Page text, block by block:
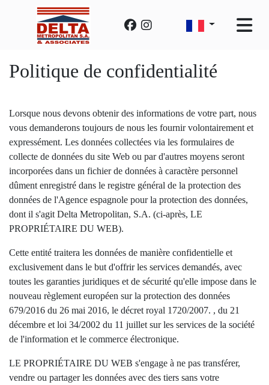
Politique de confidentialité
Lorsque nous devons obtenir des informations de votre part, nous
vous demanderons toujours de nous les fournir volontairement et
expressément. Les données collectées via les formulaires de
collecte de données du site Web ou par d'autres moyens seront
incorporées dans un fichier de données à caractère personnel
dûment enregistré dans le registre général de la protection des
données de l'Agence espagnole pour la protection des données,
dont il s'agit Delta Metropolitan, S.A. (ci-après, LE
PROPRIÉTAIRE DU WEB).
Cette entité traitera les données de manière confidentielle et
exclusivement dans le but d'offrir les services demandés, avec
toutes les garanties juridiques et de sécurité qu'elle impose dans le
nouveau règlement européen sur la protection des données
679/2016 du 26 mai 2016, le décret royal 1720/2007. , du 21
décembre et loi 34/2002 du 11 juillet sur les services de la société
de l'information et le commerce électronique.
LE PROPRIÉTAIRE DU WEB s'engage à ne pas transférer,
vendre ou partager les données avec des tiers sans votre